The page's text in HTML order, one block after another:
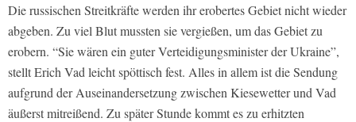
Die russischen Streitkräfte werden ihr erobertes Gebiet nicht wieder
abgeben. Zu viel Blut mussten sie vergießen, um das Gebiet zu
erobern. “Sie wären ein guter Verteidigungsminister der Ukraine”,
stellt Erich Vad leicht spöttisch fest. Alles in allem ist die Sendung
aufgrund der Auseinandersetzung zwischen Kiesewetter und Vad
äußerst mitreißend. Zu später Stunde kommt es zu erhitzten